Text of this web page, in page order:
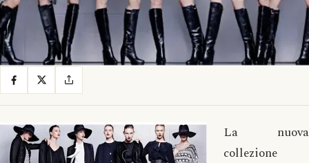
La nuova
collezione